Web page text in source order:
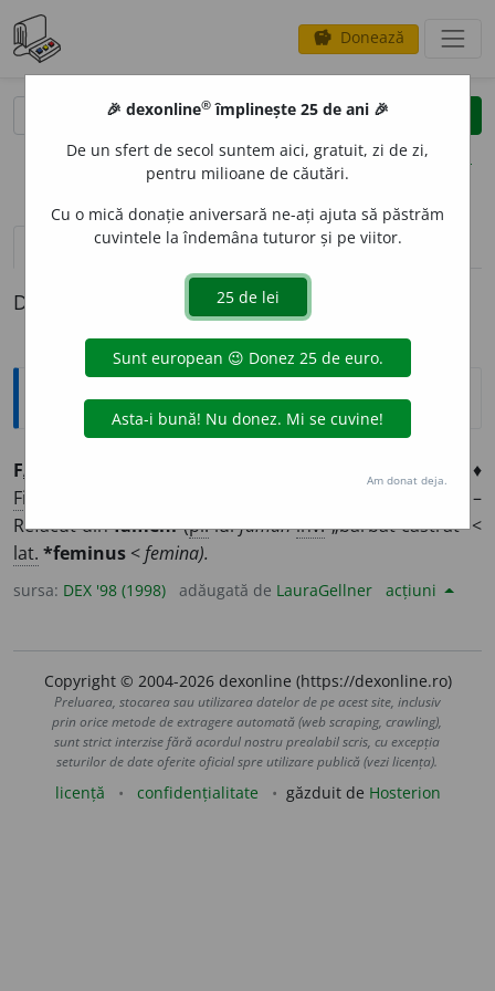
savings Donează
clear
opțiuni
definiții (1)
Definiția cu ID-ul 39319:
Explicative DEX
FA
eunuc. ♦
Fig.
Bărbat decăzut din punct de vedere moral. –
Refăcut dinfameni(pl.luifamăn înv.„bărbat castrat” <
lat. *feminus <femina).
sursa: DEX '98 (1998) adăugată de LauraGellner acțiuni
Copyright © 2004-2026 dexonline (https://dexonline.ro)
Preluarea, stocarea sau utilizarea datelor de pe acest site, inclusiv
prin orice metode de extragere automată (web scraping, crawling),
sunt strict interzise fără acordul nostru prealabil scris, cu excepția
seturilor de date oferite oficial spre utilizare publică (vezi licența).
licență confidențialitate găzduit de Hosterion
🎉 dexonline® împlinește 25 de ani 🎉
De un sfert de secol suntem aici, gratuit, zi de zi,
pentru milioane de căutări.
Cu o mică donație aniversară ne-ați ajuta să păstrăm
cuvintele la îndemâna tuturor și pe viitor.
Am donat deja.